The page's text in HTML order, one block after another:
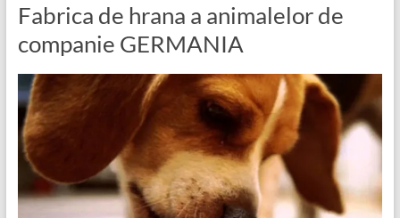
Fabrica de hrana a animalelor de
companie GERMANIA